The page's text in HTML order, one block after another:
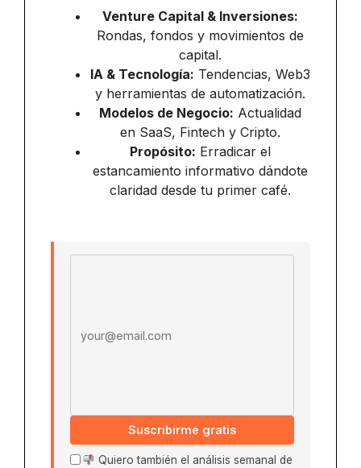
Venture Capital & Inversiones:
Rondas, fondos y movimientos de
capital.
IA & Tecnología: Tendencias, Web3
y herramientas de automatización.
Modelos de Negocio: Actualidad
en SaaS, Fintech y Cripto.
Propósito: Erradicar el
estancamiento informativo dándote
claridad desde tu primer café.
Suscribirme gratis
Quiero también el análisis semanal de